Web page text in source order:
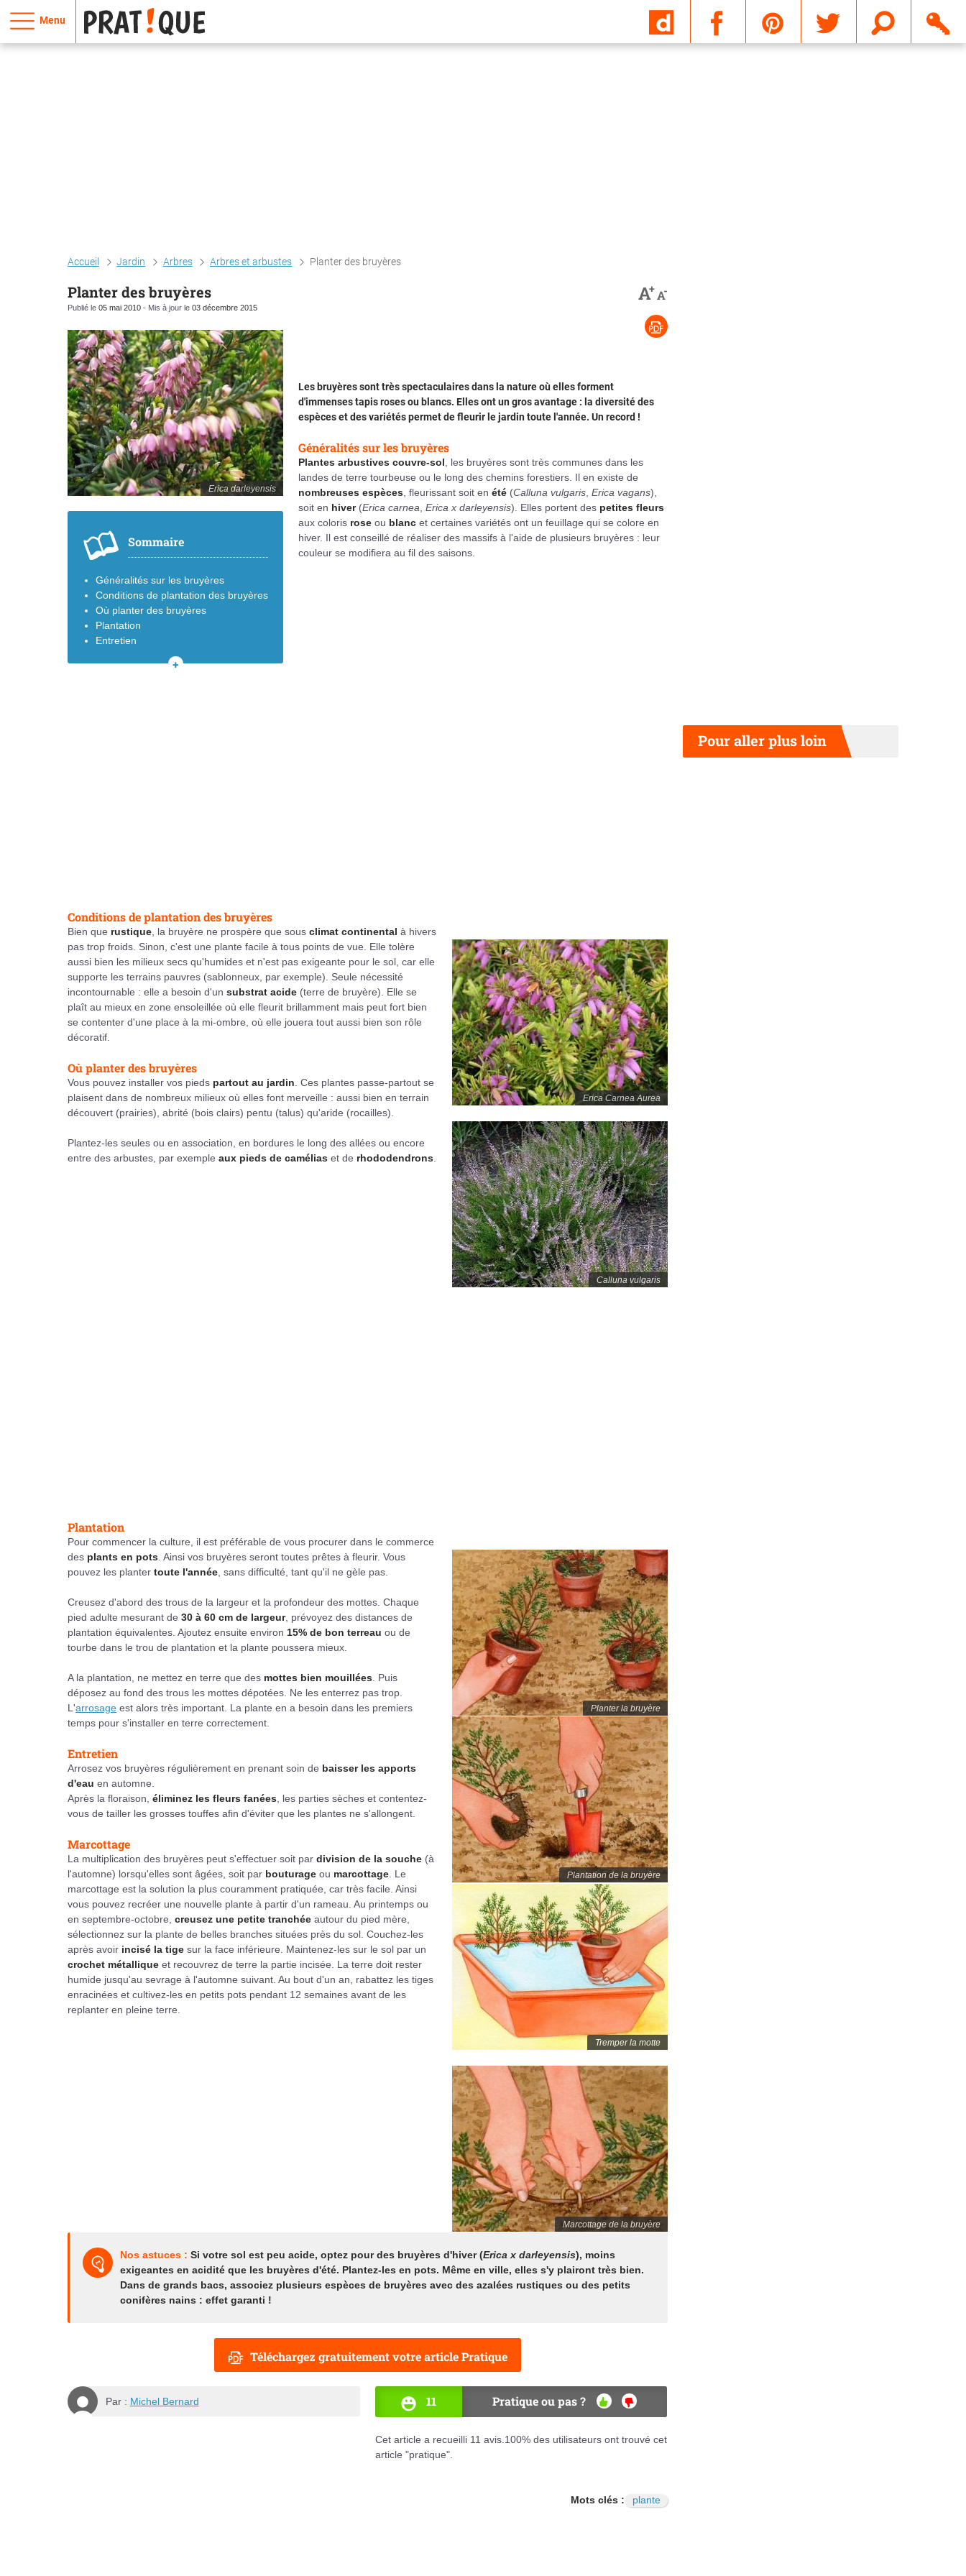
Menu
Accueil Jardin Arbres Arbres et arbustes Planter des bruyères
Planter des bruyères
Publié le 05 mai 2010 - Mis à jour le 03 décembre 2015
A+A-
Erica darleyensis
Les bruyères sont très spectaculaires dans la nature où elles forment
d'immenses tapis roses ou blancs. Elles ont un gros avantage : la diversité des
espèces et des variétés permet de fleurir le jardin toute l'année. Un record !
Sommaire
Généralités sur les bruyères
Conditions de plantation des bruyères
Où planter des bruyères
Plantation
Entretien
Généralités sur les bruyères
Plantes arbustives couvre-sol , les bruyères sont très communes dans les
landes de terre tourbeuse ou le long des chemins forestiers. Il en existe de
nombreuses espèces , fleurissant soit en été (Calluna vulgaris Erica vagans),
soit en hiver(Erica carnea Erica x darleyensis). Elles portent des petites fleurs
aux coloris rose ou blanc et certaines variétés ont un feuillage qui se colore en
hiver. Il est conseillé de réaliser des massifs à l'aide de plusieurs bruyères : leur
couleur se modifiera au fil des saisons.
Conditions de plantation des bruyères
Erica Carnea Aurea
Bien que rustique , la bruyère ne prospère que sous climat continental à hivers
pas trop froids. Sinon, c'est une plante facile à tous points de vue. Elle tolère
aussi bien les milieux secs qu'humides et n'est pas exigeante pour le sol, car elle
supporte les terrains pauvres (sablonneux, par exemple). Seule nécessité
incontournable : elle a besoin d'un substrat acide (terre de bruyère). Elle se
plaît au mieux en zone ensoleillée où elle fleurit brillamment mais peut fort bien
se contenter d'une place à la mi-ombre, où elle jouera tout aussi bien son rôle
décoratif.
Où planter des bruyères
Calluna vulgaris
Vous pouvez installer vos pieds partout au jardin . Ces plantes passe-partout se
plaisent dans de nombreux milieux où elles font merveille : aussi bien en terrain
découvert (prairies), abrité (bois clairs) pentu (talus) qu'aride (rocailles).
Plantez-les seules ou en association, en bordures le long des allées ou encore
entre des arbustes, par exemple aux pieds de camélias et de rhododendrons
Plantation
Planter la bruyère
Pour commencer la culture, il est préférable de vous procurer dans le commerce
des plants en pots . Ainsi vos bruyères seront toutes prêtes à fleurir. Vous
pouvez les planter toute l'année , sans difficulté, tant qu'il ne gèle pas.
Plantation de la bruyère
Creusez d'abord des trous de la largeur et la profondeur des mottes. Chaque
pied adulte mesurant de 30 à 60 cm de largeur, prévoyez des distances de
plantation équivalentes. Ajoutez ensuite environ 15% de bon terreau ou de
tourbe dans le trou de plantation et la plante poussera mieux.
Tremper la motte
A la plantation, ne mettez en terre que des mottes bien mouillées . Puis
déposez au fond des trous les mottes dépotées. Ne les enterrez pas trop.
L'arrosage est alors très important. La plante en a besoin dans les premiers
temps pour s'installer en terre correctement.
Entretien
Arrosez vos bruyères régulièrement en prenant soin de baisser les apports
d'eau en automne.
Après la floraison, éliminez les fleurs fanées , les parties sèches et contentez-
vous de tailler les grosses touffes afin d'éviter que les plantes ne s'allongent.
Marcottage
Marcottage de la bruyère
La multiplication des bruyères peut s'effectuer soit par division de la souche (à
l'automne) lorsqu'elles sont âgées, soit par bouturage ou marcottage . Le
marcottage est la solution la plus couramment pratiquée, car très facile. Ainsi
vous pouvez recréer une nouvelle plante à partir d'un rameau. Au printemps ou
en septembre-octobre, creusez une petite tranchée autour du pied mère,
sélectionnez sur la plante de belles branches situées près du sol. Couchez-les
après avoir incisé la tige sur la face inférieure. Maintenez-les sur le sol par un
crochet métallique et recouvrez de terre la partie incisée. La terre doit rester
humide jusqu'au sevrage à l'automne suivant. Au bout d'un an, rabattez les tiges
enracinées et cultivez-les en petits pots pendant 12 semaines avant de les
replanter en pleine terre.
Nos astuces : Si votre sol est peu acide, optez pour des bruyères d'hiver (Erica x darleyensis), moins
exigeantes en acidité que les bruyères d'été. Plantez-les en pots. Même en ville, elles s'y plairont très bien.
Dans de grands bacs, associez plusieurs espèces de bruyères avec des azalées rustiques ou des petits
conifères nains : effet garanti !
Téléchargez gratuitement votre article Pratique
Par : Michel Bernard 11 Pratique ou pas ?
OUI NON
Cet article a recueilli 11 avis.100% des utilisateurs ont trouvé cet
article "pratique".
Mots clés : plante
Pour aller plus loin